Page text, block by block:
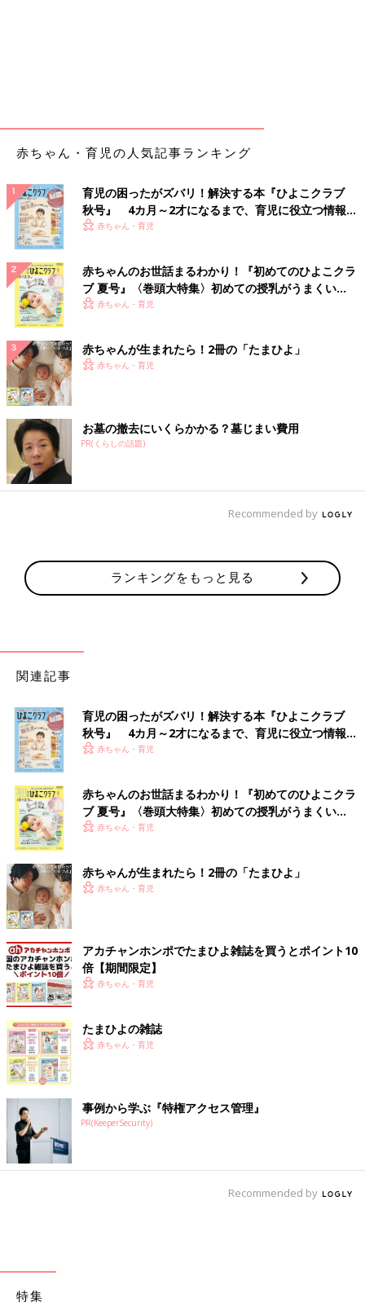
赤ちゃん・育児の人気記事ランキング
育児の困ったがズバリ！解決する本『ひよこクラブ
秋号』 4カ月～2才になるまで、育児に役立つ情報が
いっぱい！
赤ちゃん・育児
赤ちゃんのお世話まるわかり！『初めてのひよこクラ
ブ 夏号』〈巻頭大特集〉初めての授乳がうまくい
く！ おっぱい・ミルクの基本と夏のトラブル 解決テ
赤ちゃん・育児
赤ちゃんが生まれたら！2冊の「たまひよ」
赤ちゃん・育児
お墓の撤去にいくらかかる？墓じまい費用
PR(くらしの話題)
Recommended by
ランキングをもっと見る
関連記事
育児の困ったがズバリ！解決する本『ひよこクラブ
秋号』 4カ月～2才になるまで、育児に役立つ情報が
いっぱい！
赤ちゃん・育児
赤ちゃんのお世話まるわかり！『初めてのひよこクラ
ブ 夏号』〈巻頭大特集〉初めての授乳がうまくい
く！ おっぱい・ミルクの基本と夏のトラブル 解決テ
赤ちゃん・育児
赤ちゃんが生まれたら！2冊の「たまひよ」
赤ちゃん・育児
アカチャンホンポでたまひよ雑誌を買うとポイント10
倍【期間限定】
赤ちゃん・育児
たまひよの雑誌
赤ちゃん・育児
事例から学ぶ『特権アクセス管理』
PR(KeeperSecurity)
Recommended by
特集